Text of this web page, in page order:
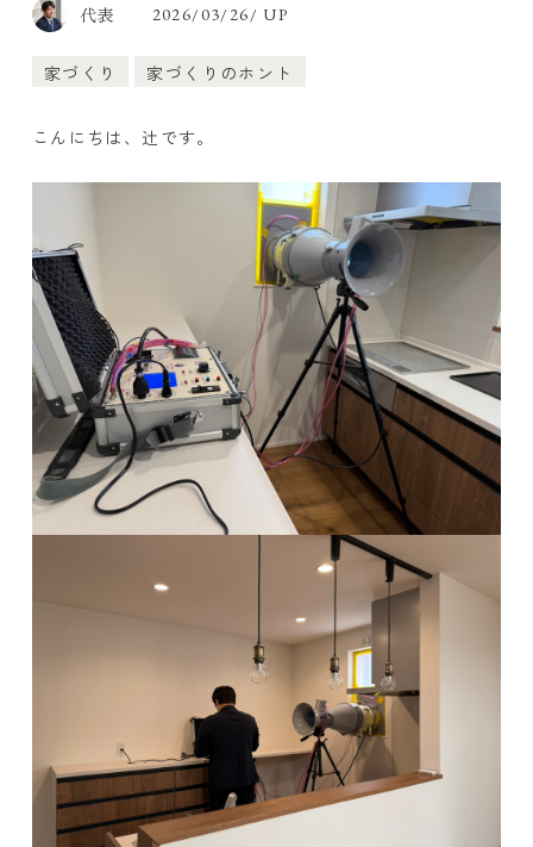
代表 2026/03/26/ UP
家づくり 家づくりのホント
こんにちは、辻です。